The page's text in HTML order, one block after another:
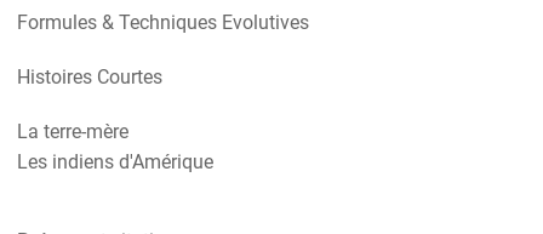
Formules & Techniques Evolutives
Histoires Courtes
La terre-mère
Les indiens d'Amérique